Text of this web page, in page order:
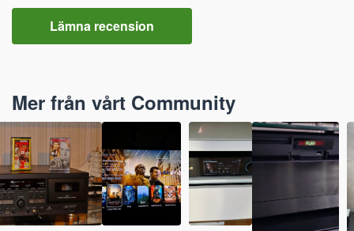
Lämna recension
Mer från vårt Community